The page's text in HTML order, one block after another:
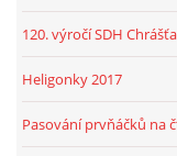
120. výročí SDH
Heligonky 2017
Pasování prvňáčků na